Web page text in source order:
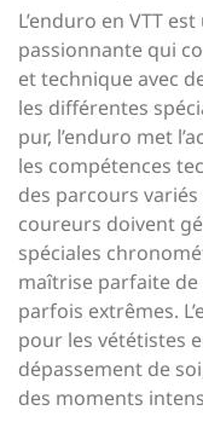
L’enduro en VTT
passionnante qui
et technique avec
les différentes
pur, l’enduro met
les compétences
des parcours
coureurs doivent
spéciales
maîtrise parfaite
parfois extrêmes.
pour les vététistes
dépassement de
des moments